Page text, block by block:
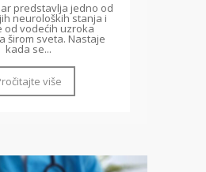
predstavlja jedno od
neuroloških stanja i
od vodećih uzroka
širom sveta. Nastaje
kada se...
više